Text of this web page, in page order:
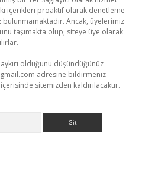
içerikleri proaktif olarak denetleme
Ancak, üyelerimiz
taşımakta olup, siteye üye olarak
olduğunu düşündüğünüz
adresine bildirmeniz
sitemizden kaldırılacaktır.